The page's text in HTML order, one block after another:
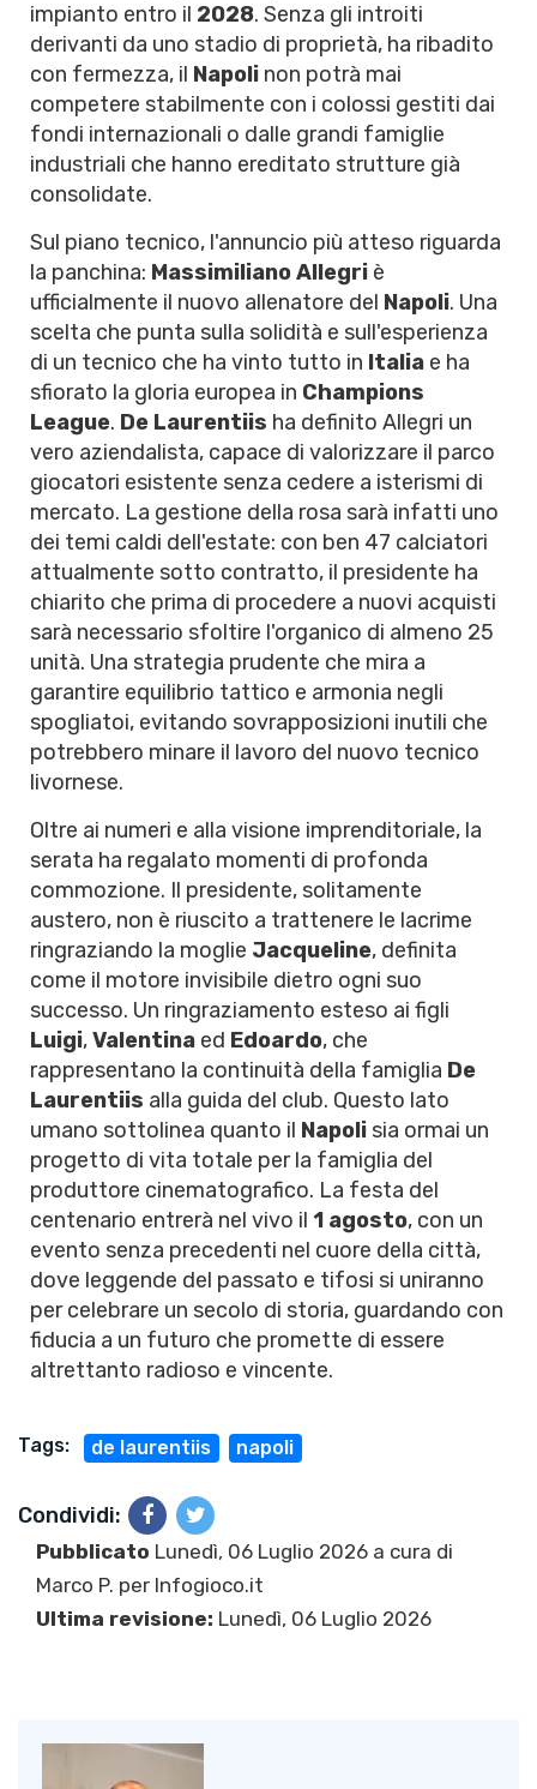
impianto entro il 2028. Senza gli introiti
derivanti da uno stadio di proprietà, ha ribadito
con fermezza, il Napoli non potrà mai
competere stabilmente con i colossi gestiti dai
fondi internazionali o dalle grandi famiglie
industriali che hanno ereditato strutture già
consolidate.
Sul piano tecnico, l'annuncio più atteso riguarda
la panchina: Massimiliano Allegri è
ufficialmente il nuovo allenatore del Napoli. Una
scelta che punta sulla solidità e sull'esperienza
di un tecnico che ha vinto tutto in Italia e ha
sfiorato la gloria europea in Champions
League. De Laurentiis ha definito Allegri un
vero aziendalista, capace di valorizzare il parco
giocatori esistente senza cedere a isterismi di
mercato. La gestione della rosa sarà infatti uno
dei temi caldi dell'estate: con ben 47 calciatori
attualmente sotto contratto, il presidente ha
chiarito che prima di procedere a nuovi acquisti
sarà necessario sfoltire l'organico di almeno 25
unità. Una strategia prudente che mira a
garantire equilibrio tattico e armonia negli
spogliatoi, evitando sovrapposizioni inutili che
potrebbero minare il lavoro del nuovo tecnico
livornese.
Oltre ai numeri e alla visione imprenditoriale, la
serata ha regalato momenti di profonda
commozione. Il presidente, solitamente
austero, non è riuscito a trattenere le lacrime
ringraziando la moglie Jacqueline, definita
come il motore invisibile dietro ogni suo
successo. Un ringraziamento esteso ai figli
Luigi,Valentina ed Edoardo, che
rappresentano la continuità della famiglia De
Laurentiis alla guida del club. Questo lato
umano sottolinea quanto il Napoli sia ormai un
progetto di vita totale per la famiglia del
produttore cinematografico. La festa del
centenario entrerà nel vivo il 1 agosto, con un
evento senza precedenti nel cuore della città,
dove leggende del passato e tifosi si uniranno
per celebrare un secolo di storia, guardando con
fiducia a un futuro che promette di essere
altrettanto radioso e vincente.
Tags: de laurentiis napoli
Condividi:
Pubblicato Lunedì, 06 Luglio 2026 a cura di
Marco P. per Infogioco.it
Ultima revisione: Lunedì, 06 Luglio 2026